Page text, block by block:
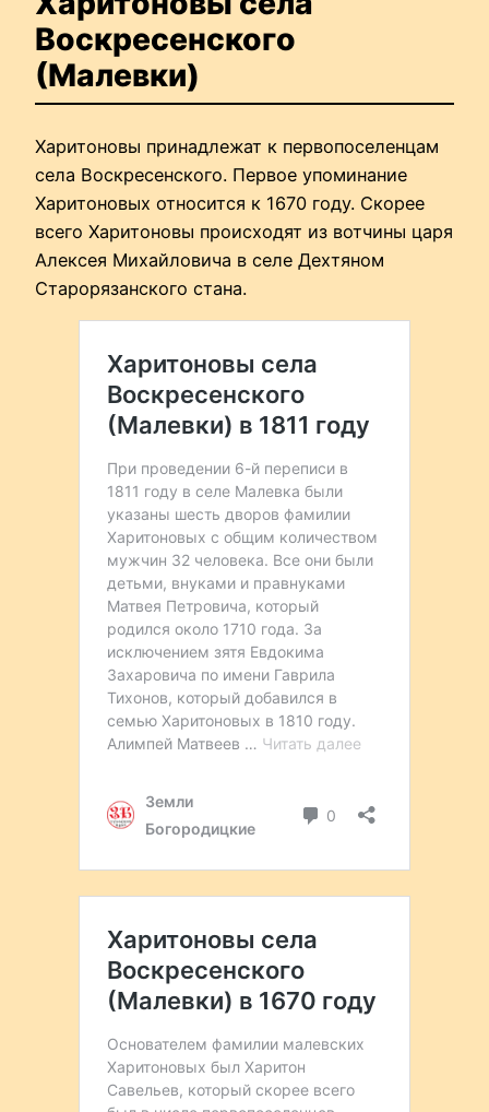
Воскресенского
(Малевки)
Харитоновы принадлежат к первопоселенцам
села Воскресенского. Первое упоминание
Харитоновых относится к 1670 году. Скорее
всего Харитоновы происходят из вотчины царя
Алексея Михайловича в селе Дехтяном
Старорязанского стана.